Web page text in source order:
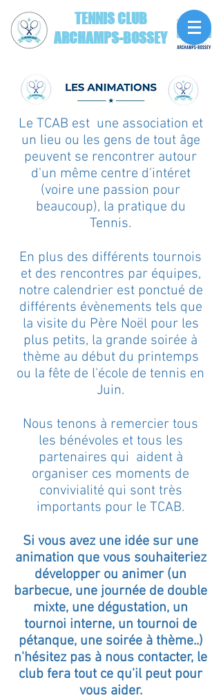
TENNIS CLUB
ARCHAMPS-BOSSEY
Le TCAB est une association et
un lieu ou les gens de tout âge
peuvent se rencontrer autour
d'un même centre d'intéret
(voire une passion pour
beaucoup), la pratique du
Tennis.
En plus des différents tournois
et des rencontres par équipes,
notre calendrier est ponctué de
différents évènements tels que
la visite du Père Noël pour les
plus petits, la grande soirée à
thème au début du printemps
ou la fête de l'école de tennis en
Juin.
Nous tenons à remercier tous
les bénévoles et tous les
partenaires qui aident à
organiser ces moments de
convivialité qui sont très
importants pour le TCAB.
Si vous avez une idée sur une
animation que vous souhaiteriez
développer ou animer (un
barbecue, une journée de double
mixte, une dégustation, un
tournoi interne, un tournoi de
pétanque, une soirée à thème..)
n'hésitez pas à nous contacter, le
club fera tout ce qu'il peut pour
vous aider.